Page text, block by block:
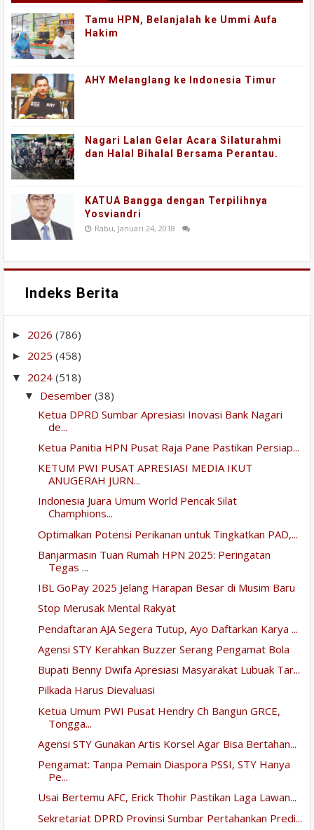
Tamu HPN, Belanjalah ke Ummi Aufa
Hakim
AHY Melanglang ke Indonesia Timur
Nagari Lalan Gelar Acara Silaturahmi
dan Halal Bihalal Bersama Perantau.
KATUA Bangga dengan Terpilihnya
Yosviandri
Rabu, Januari 24, 2018
Indeks Berita
► 2026 (786)
► 2025 (458)
▼ 2024 (518)
▼ Desember (38)
Ketua DPRD Sumbar Apresiasi Inovasi Bank Nagari
de...
Ketua Panitia HPN Pusat Raja Pane Pastikan Persiap...
KETUM PWI PUSAT APRESIASI MEDIA IKUT
ANUGERAH JURN...
Indonesia Juara Umum World Pencak Silat
Champhions...
Optimalkan Potensi Perikanan untuk Tingkatkan PAD,...
Banjarmasin Tuan Rumah HPN 2025: Peringatan
Tegas ...
IBL GoPay 2025 Jelang Harapan Besar di Musim Baru
Stop Merusak Mental Rakyat
Pendaftaran AJA Segera Tutup, Ayo Daftarkan Karya ...
Agensi STY Kerahkan Buzzer Serang Pengamat Bola
Bupati Benny Dwifa Apresiasi Masyarakat Lubuak Tar...
Pilkada Harus Dievaluasi
Ketua Umum PWI Pusat Hendry Ch Bangun GRCE,
Tongga...
Agensi STY Gunakan Artis Korsel Agar Bisa Bertahan...
Pengamat: Tanpa Pemain Diaspora PSSI, STY Hanya
Pe...
Usai Bertemu AFC, Erick Thohir Pastikan Laga Lawan...
Sekretariat DPRD Provinsi Sumbar Pertahankan Predi...